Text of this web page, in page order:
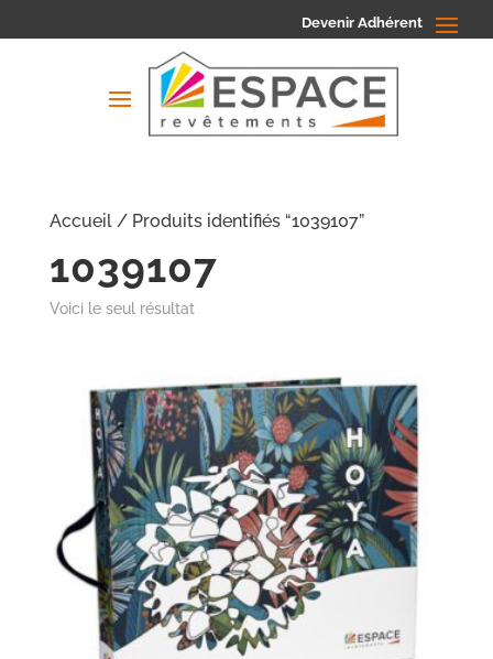
Devenir Adhérent
Accueil/ Produits identifiés “1039107”
1039107
Voici le seul résultat